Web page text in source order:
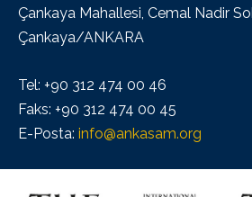
Çankaya Mahallesi, Cemal Nadir
Çankaya/ANKARA
Tel: +90 312 474 00 46
Faks: +90 312 474 00 45
E-Posta: info@ankasam.org